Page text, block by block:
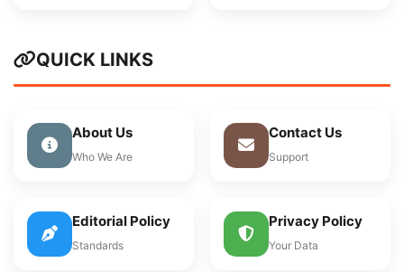
QUICK LINKS
About Us
Who We Are
Contact Us
Support
Editorial Policy
Standards
Privacy Policy
Your Data